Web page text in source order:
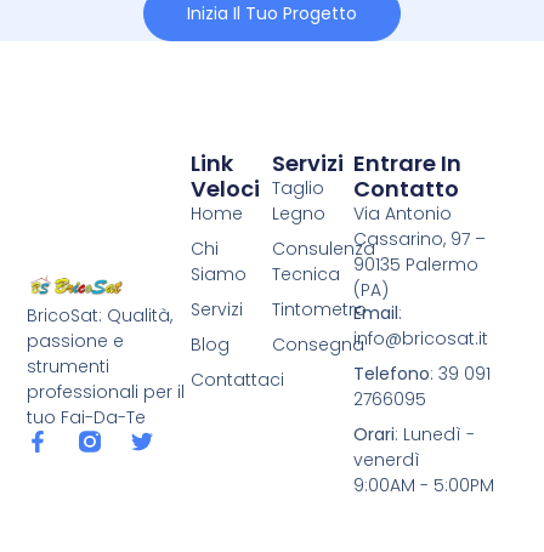
Inizia Il Tuo Progetto
BricoSat: Qualità,
passione e
strumenti
professionali per il
tuo Fai-Da-Te
Servizi
Taglio
Legno
Consulenza
Tecnica
Tintometro
Consegna
Link
Veloci
Home
Chi
Siamo
Servizi
Blog
Contattaci
Entrare In
Contatto
Via Antonio
Cassarino, 97 –
90135 Palermo
(PA)
Email:
info@bricosat.it
Telefono: 39 091
2766095
Orari: Lunedì -
venerdì
9:00AM - 5:00PM